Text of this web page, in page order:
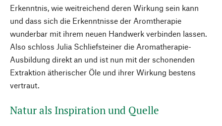
Erkenntnis, wie weitreichend deren Wirkung sein kann
und dass sich die Erkenntnisse der Aromtherapie
wunderbar mit ihrem neuen Handwerk verbinden lassen.
Also schloss Julia Schliefsteiner die Aromatherapie-
Ausbildung direkt an und ist nun mit der schonenden
Extraktion ätherischer Öle und ihrer Wirkung bestens
vertraut.
Natur als Inspiration und Quelle